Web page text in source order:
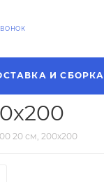
И СБОРКА
20 см, 200х200